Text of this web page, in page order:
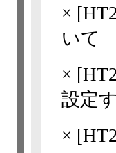
× [
いて
× [
設定
× [